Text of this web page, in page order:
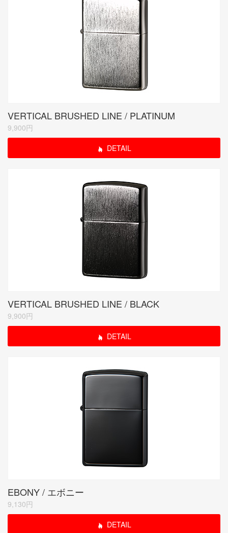
VERTICAL BRUSHED LINE / PLATINUM
9,900円
DETAIL
VERTICAL BRUSHED LINE / BLACK
9,900円
DETAIL
EBONY / エボニー
9,130円
DETAIL